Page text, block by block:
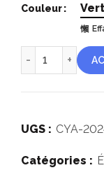
Couleur
quantité
UGS : CYA-
Catégories :